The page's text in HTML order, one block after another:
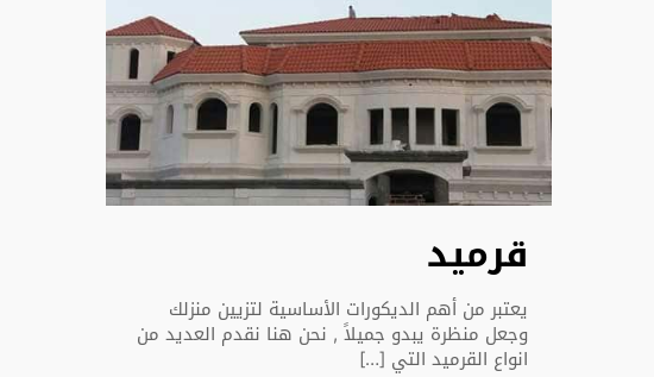
قرميد
يعتبر من أهم الديكورات الأساسية لتزيين منزلك
وجعل منظرة يبدو جميلاً , نحن هنا نقدم العديد من
انواع القرميد التي […]